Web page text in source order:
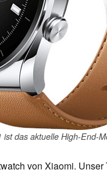
ist das aktuelle High-End-
von Xiaomi. Unser